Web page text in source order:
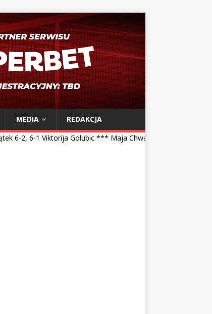
MEDIA
REDAKCJA
Golubic *** Maja Chwalińska 5-7, 1-6 Talia Gibson ***